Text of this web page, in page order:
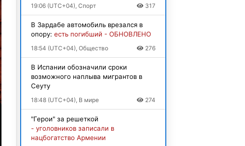
19:06 (UTC+04), Спорт 317
В Зардабе автомобиль врезался в
опору: есть погибший - ОБНОВЛЕНО
18:54 (UTC+04), Общество 276
В Испании обозначили сроки
возможного наплыва мигрантов в
Сеуту
18:48 (UTC+04), В мире 274
"Герои" за решеткой
- уголовников записали в
нацбогатство Армении